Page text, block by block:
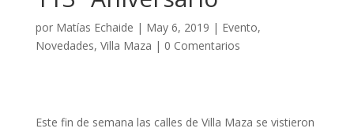
por Matías Echaide | May 6, 2019 | Evento,
Novedades, Villa Maza | 0 Comentarios
Este fin de semana las calles de Villa Maza se vistieron